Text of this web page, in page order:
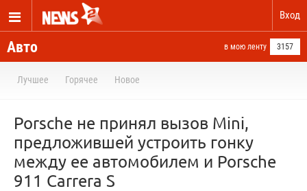
Вход
Авто в мою ленту 3157
Лучшее Горячее Новое
Porsche не принял вызов Mini,
предложившей устроить гонку
между ее автомобилем и Porsche
911 Carrera S